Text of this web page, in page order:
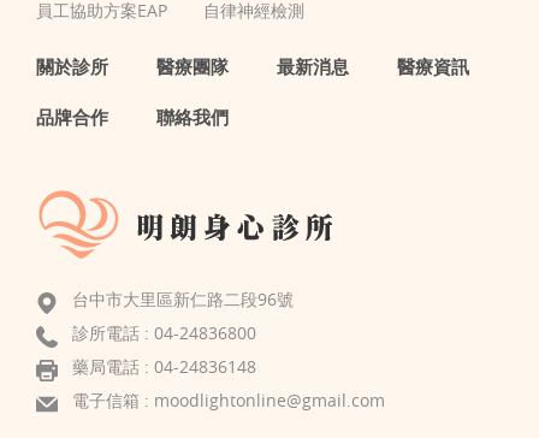
員工協助方案EAP
自律神經檢測
關於診所 醫療團隊 最新消息 醫療資訊
品牌合作 聯絡我們
台中市大里區新仁路二段96號
診所電話 : 04-24836800
藥局電話 : 04-24836148
電子信箱 : moodlightonline@gmail.com